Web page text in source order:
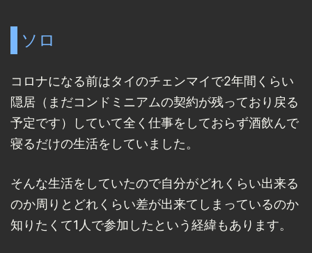
ソロ
コロナになる前はタイのチェンマイで2年間くらい
隠居（まだコンドミニアムの契約が残っており戻る
予定です）していて全く仕事をしておらず酒飲んで
寝るだけの生活をしていました。
そんな生活をしていたので自分がどれくらい出来る
のか周りとどれくらい差が出来てしまっているのか
知りたくて1人で参加したという経緯もあります。